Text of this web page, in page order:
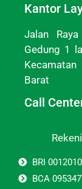
Kantor
Jalan
Gedung 1
Barat
Call
BRI
BCA